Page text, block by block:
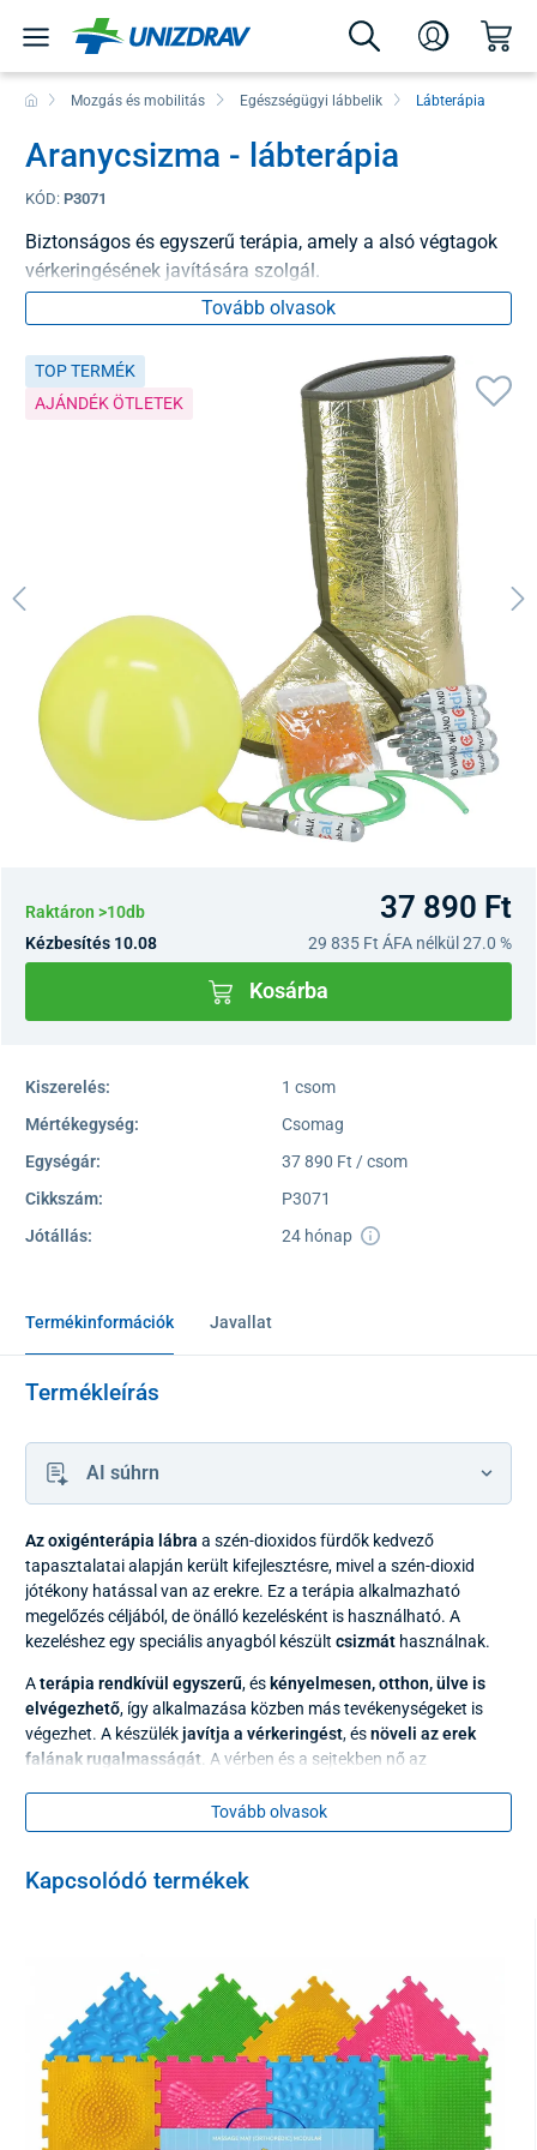
Mozgás és mobilitás Egészségügyi lábbelik Lábterápia
Aranycsizma - lábterápia
KÓD: P3071
Biztonságos és egyszerű terápia, amely a alsó végtagok
vérkeringésének javítására szolgál.
Tovább olvasok
TOP TERMÉK
AJÁNDÉK ÖTLETEK
Raktáron >10db 37 890 Ft
Kézbesítés 10.08 29 835 Ft ÁFA nélkül 27.0 %
Kosárba
Kiszerelés:
1 csom
Mértékegység:
Csomag
Egységár:
37 890 Ft / csom
Cikkszám:
P3071
Jótállás:
24 hónap
Termékinformációk Javallat
Termékleírás
AI súhrn
Az oxigénterápia lábra a szén-dioxidos fürdők kedvező
tapasztalatai alapján került kifejlesztésre, mivel a szén-dioxid
jótékony hatással van az erekre. Ez a terápia alkalmazható
megelőzés céljából, de önálló kezelésként is használható. A
kezeléshez egy speciális anyagból készült csizmát használnak.
Aterápia rendkívül egyszerű, éskényelmesen, otthon, ülve is
elvégezhető, így alkalmazása közben más tevékenységeket is
végezhet. A készülékjavítja a vérkeringést, ésnöveli az erek
falának rugalmasságát . A vérben és a sejtekben nő az
orvostudományban„Bohr-effektusként”
A szén-dioxid jótékony hatásai:
Szűkült erek megelőzése és kezelése
A cukorbetegség kezdeti stádiumának kezelése
Bizonyos gombás fertőzések elpusztítása (a gombák
nem tűrik a CO₂-t)
Könnyű lábérzet a fokozott vérkeringésnek köszönhetően
Tovább olvasok
Kapcsolódó termékek